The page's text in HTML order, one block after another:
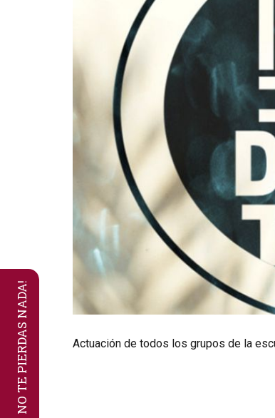
NO TE PIERDAS NADA! Actuación de todos los grupos de la